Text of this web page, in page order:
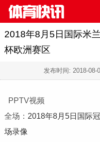
2018年8月5日国际米
杯欧洲赛区
发布时间: 2018-08-
PPTV视频
全场： 2018年8月5日国际
场录像